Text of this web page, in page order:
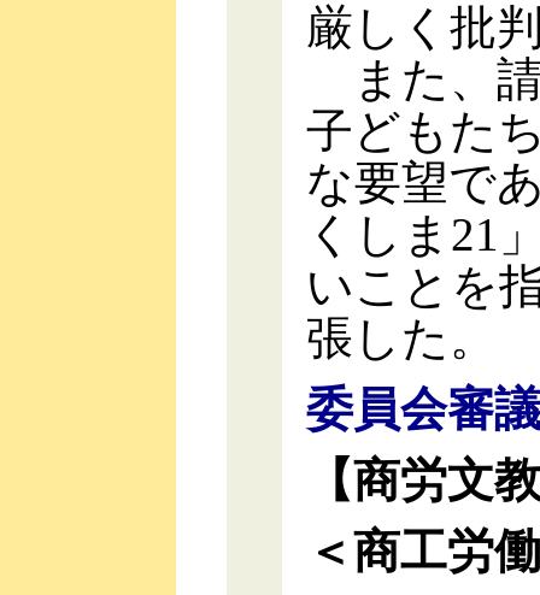
厳しく批
また、
子どもた
な要望で
くしま21
いことを
張した。
委員会審
【商労文
＜商工労